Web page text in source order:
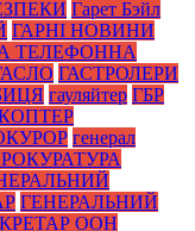
Гарет Бэйл
ГАРНІ НОВИНИ
ТЕЛЕФОННА
ГАСТРОЛЕРИ
гауляйтер ГБР
генерал
ГЕНЕРАЛЬНИЙ
ООН